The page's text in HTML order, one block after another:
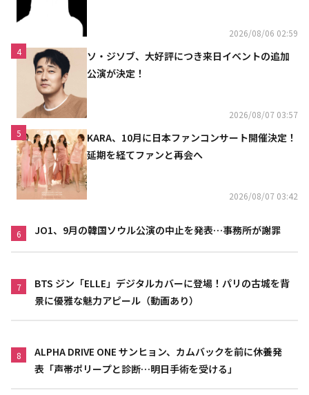
2026/08/06 02:59
4
ソ・ジソブ、大好評につき来日イベントの追加
公演が決定！
2026/08/07 03:57
5
KARA、10月に日本ファンコンサート開催決定！
延期を経てファンと再会へ
2026/08/07 03:42
6 JO1、9月の韓国ソウル公演の中止を発表…事務所が謝罪
7
BTS ジン「ELLE」デジタルカバーに登場！パリの古城を背
景に優雅な魅力アピール（動画あり）
8
ALPHA DRIVE ONE サンヒョン、カムバックを前に休養発
表「声帯ポリープと診断…明日手術を受ける」